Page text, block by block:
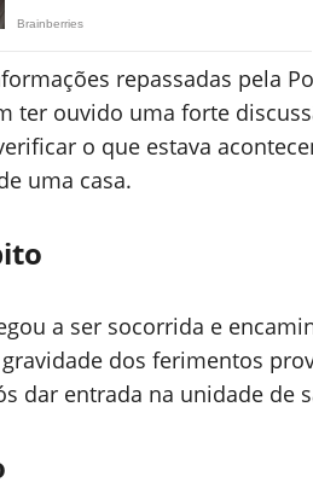
repassadas pela
ter ouvido uma forte
o que estava
uma casa.
a ser socorrida e
dos ferimentos
dar entrada na unidade de